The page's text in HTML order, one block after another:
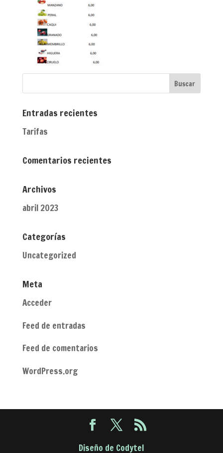
Entradas recientes
Tarifas
Comentarios recientes
Archivos
abril 2023
Categorías
Uncategorized
Meta
Acceder
Feed de entradas
Feed de comentarios
WordPress.org
Diseño de Codytel